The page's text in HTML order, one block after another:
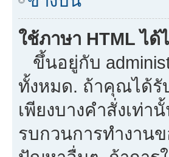
ใช้ภาษา HTML ได้
ขึ้นอยู่กับ
ทั้งหมด. ถ้าคุณได้รั
เพียงบางคำสั่งเท่
รบกวนการทำงาน